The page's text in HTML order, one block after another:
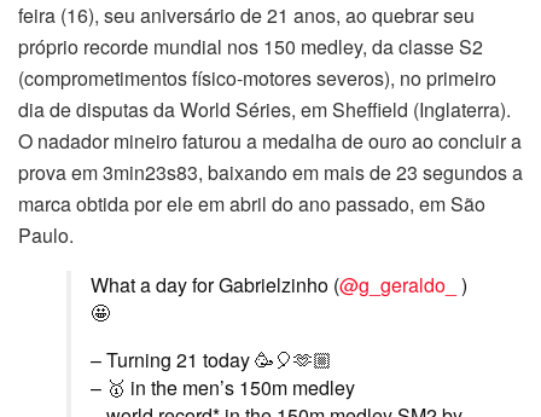
feira (16), seu aniversário de 21 anos, ao quebrar seu
próprio recorde mundial nos 150 medley, da classe S2
(comprometimentos físico-motores severos), no primeiro
dia de disputas da World Séries, em Sheffield (Inglaterra).
O nadador mineiro faturou a medalha de ouro ao concluir a
prova em 3min23s83, baixando em mais de 23 segundos a
marca obtida por ele em abril do ano passado, em São
Paulo.
What a day for Gabrielzinho (@g_geraldo_ )
🤩
– Turning 21 today 🥳🎈🫶🏼
– 🥇 in the men’s 150m medley